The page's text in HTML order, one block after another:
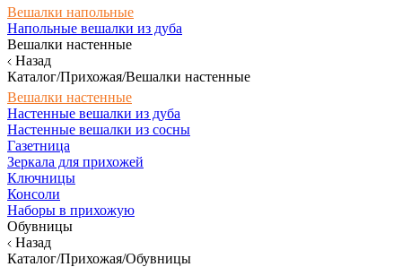
Вешалки напольные
Напольные вешалки из дуба
Вешалки настенные
Назад
Каталог/Прихожая/Вешалки настенные
Вешалки настенные
Настенные вешалки из дуба
Настенные вешалки из сосны
Газетница
Зеркала для прихожей
Ключницы
Консоли
Наборы в прихожую
Обувницы
Назад
Каталог/Прихожая/Обувницы